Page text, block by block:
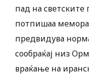
пад на
потпишаа
предвидува
сообраќај низ
враќање на